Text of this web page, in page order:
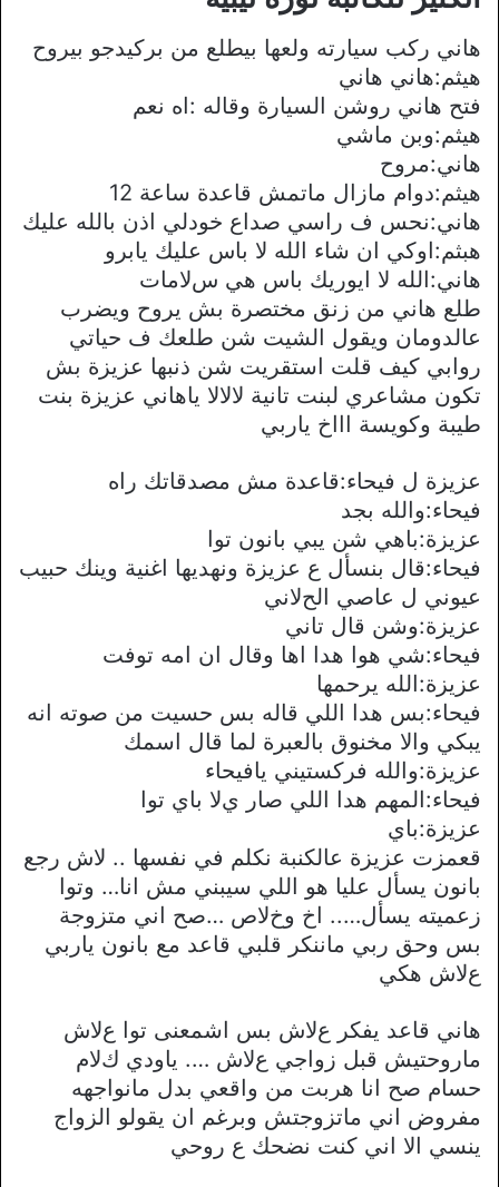
هاني ركب سيارته ولعها بيطلع من بركيدجو بيروح
هيثم:هاني هاني
فتح هاني روشن السيارة وقاله :اه نعم
هيثم:وبن ماشي
هاني:مروح
هيثم:دوام مازال ماتمش قاعدة ساعة 12
هاني:نحس ف راسي صداع خودلي اذن بالله عليك
هبثم:اوكي ان شاء الله ﻻ باس عليك يابرو
هاني:الله ﻻ ايوريك باس هي سﻻمات
طلع هاني من زنق مختصرة بش يروح ويضرب
عالدومان ويقول الشيت شن طلعك ف حياتي
روابي كيف قلت استقريت شن ذنبها عزيزة بش
تكون مشاعري لبنت تانية ﻻﻻﻻ ياهاني عزيزة بنت
طيبة وكويسة اااخ ياربي
عزيزة ل فيحاء:قاعدة مش مصدقاتك راه
فيحاء:والله بجد
عزيزة:باهي شن يبي بانون توا
فيحاء:قال بنسأل ع عزيزة ونهديها اغنية وينك حبيب
عيوني ل عاصي الحﻻني
عزيزة:وشن قال تاني
فيحاء:شي هوا هدا اها وقال ان امه توفت
عزيزة:الله يرحمها
فيحاء:بس هدا اللي قاله بس حسيت من صوته انه
يبكي واﻻ مخنوق بالعبرة لما قال اسمك
عزيزة:والله فركستيني يافيحاء
فيحاء:المهم هدا اللي صار يﻻ باي توا
عزيزة:باي
قعمزت عزيزة عالكنبة نكلم في نفسها .. ﻻش رجع
بانون يسأل عليا هو اللي سيبني مش انا… وتوا
زعميته يسأل….. اخ وخﻻص …صح اني متزوجة
بس وحق ربي ماننكر قلبي قاعد مع بانون ياربي
عﻻش هكي
هاني قاعد يفكر عﻻش بس اشمعنى توا عﻻش
ماروحتيش قبل زواجي عﻻش …. ياودي كﻻم
حسام صح انا هربت من واقعي بدل مانواجهه
مفروض اني ماتزوجتش وبرغم ان يقولو الزواج
ينسي اﻻ اني كنت نضحك ع روحي